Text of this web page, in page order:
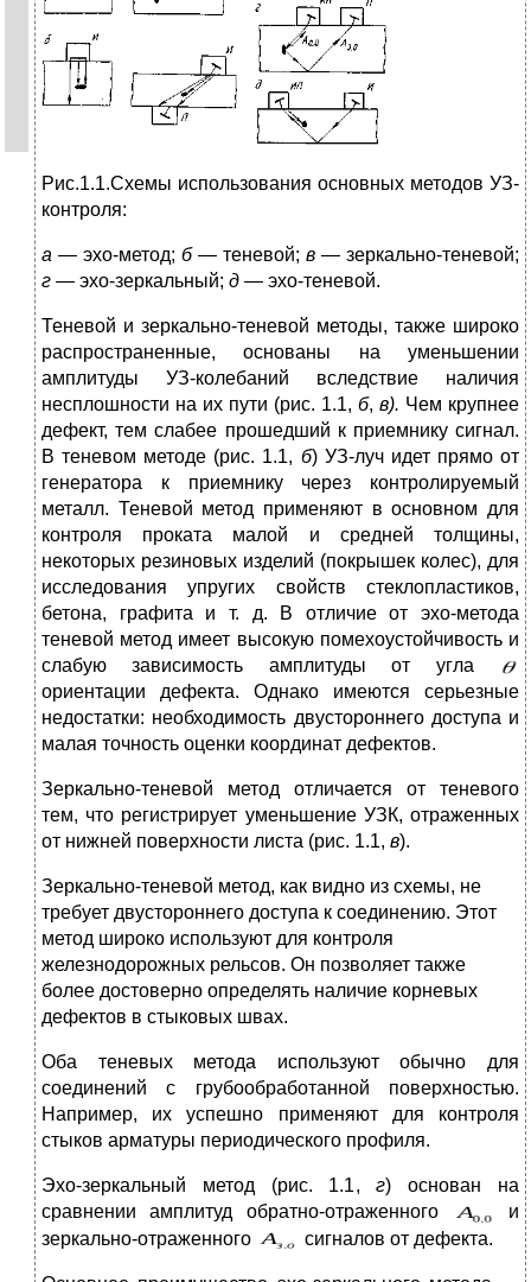
Рис.1.1.Схемы использования основных методов УЗ-
контроля:
а — эхо-метод; б — теневой; в — зеркально-теневой;
г — эхо-зеркальный; д — эхо-теневой.
Теневой и зеркально-теневой методы, также широко
распространенные, основаны на уменьшении
амплитуды УЗ-колебаний вследствие наличия
несплошности на их пути (рис. 1.1, б, в). Чем крупнее
дефект, тем слабее прошедший к приемнику сигнал.
В теневом методе (рис. 1.1, б) УЗ-луч идет прямо от
генератора к прием­нику через контролируемый
металл. Теневой метод при­меняют в основном для
контроля проката малой и сред­ней толщины,
некоторых резиновых изделий (покрышек колес), для
исследования упругих свойств стеклопласти­ков,
бетона, графита и т. д. В отличие от эхо-метода
теневой метод имеет высокую помехоустойчивость и
слабую зависимость амплитуды от угла
ориентации дефекта. Однако имеются серьезные
недостатки: необходимость двустороннего доступа и
малая точность оценки коорди­нат дефектов.
Зеркально-теневой метод отличается от те­невого
тем, что регистрирует уменьшение УЗК, отражен­ных
от нижней поверхности листа (рис. 1.1, в).
Зеркально-теневой метод, как видно из схемы, не
тре­бует двустороннего доступа к соединению. Этот
метод широко используют для контроля
железнодорожных рель­сов. Он позволяет также
более достоверно определять наличие корневых
дефектов в стыковых швах.
Оба теневых метода используют обычно для
соедине­ний с грубообработанной поверхностью.
Например, их успешно применяют для контроля
стыков арматуры пе­риодического профиля.
Эхо-зеркальный метод (рис. 1.1,г) основан на
сравнении амплитуд обратно-отраженного
и
зеркально-отраженного
сигналов от дефекта.